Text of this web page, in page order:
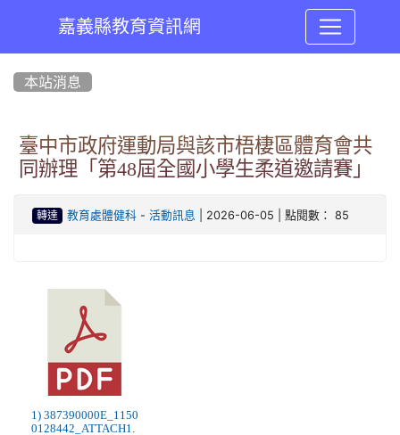
嘉義縣教育資訊網
本站消息
臺中市政府運動局與該市梧棲區體育會共
同辦理「第48屆全國小學生柔道邀請賽」
轉達 教育處體健科- 活動訊息 | 2026-06-05 | 點閱數： 85
1) 387390000E_1150
0128442_ATTACH1.